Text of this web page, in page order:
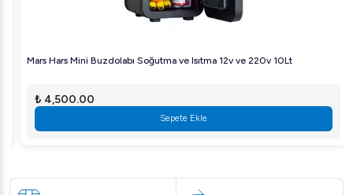
Mars Hars Mini Buzdolabı Soğutma ve Isıtma 12v ve 220v 10Lt
₺ 4,500.00
Sepete Ekle